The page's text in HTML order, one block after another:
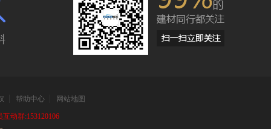
帮助中心 网站地图
动群:153120106